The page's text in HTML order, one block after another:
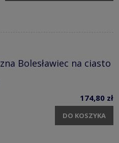
Bolesławiec na ciasto
174,80 zł
DO KOSZYKA